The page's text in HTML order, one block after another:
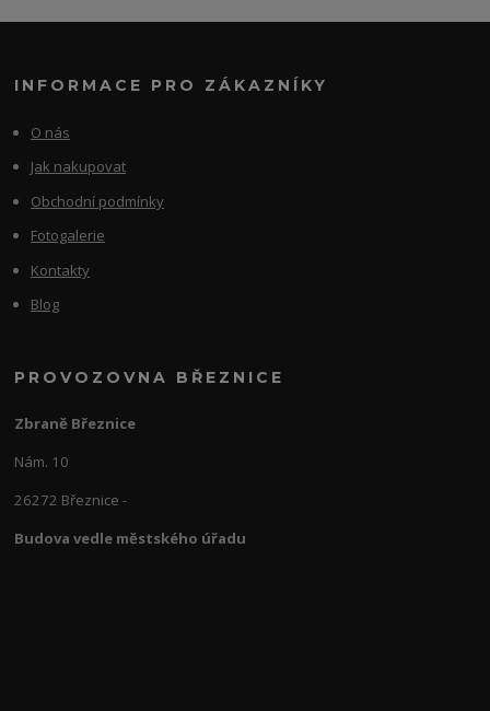
INFORMACE PRO ZÁKAZNÍKY
O nás
Jak nakupovat
Obchodní podmínky
Fotogalerie
Kontakty
Blog
PROVOZOVNA BŘEZNICE
Zbraně Březnice
Nám. 10
26272 Březnice -
Budova vedle městského úřadu